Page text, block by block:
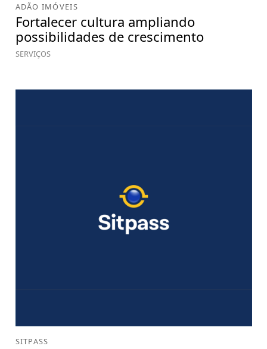
ADÃO IMÓVEIS
Fortalecer cultura ampliando
possibilidades de crescimento
SERVIÇOS
SITPASS